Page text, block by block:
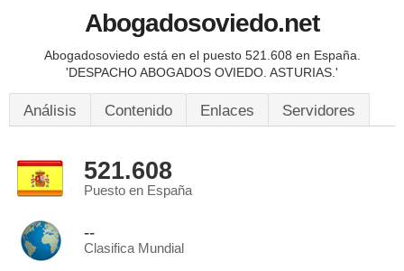
Abogadosoviedo.net
Abogadosoviedo está en el puesto 521.608 en España.
'DESPACHO ABOGADOS OVIEDO. ASTURIAS.'
Análisis Contenido Enlaces Servidores
521.608
Puesto en España
--
Clasifica Mundial